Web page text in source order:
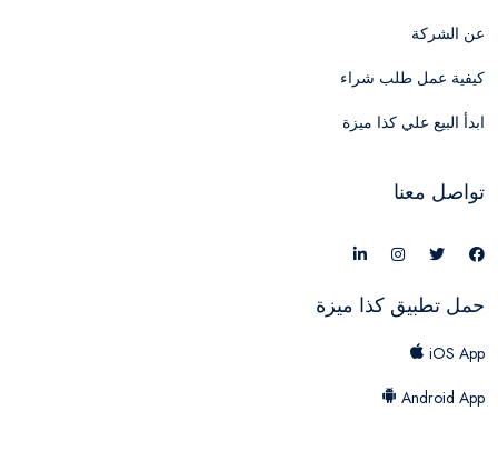
عن الشركة
كيفية عمل طلب شراء
ابدأ البيع علي كذا ميزة
تواصل معنا
حمل تطبيق كذا ميزة
iOS App
Android App